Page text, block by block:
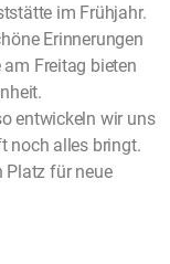
im Frühjahr.
Erinnerungen
Freitag bieten
entwickeln wir uns
noch alles bringt.
Platz für neue